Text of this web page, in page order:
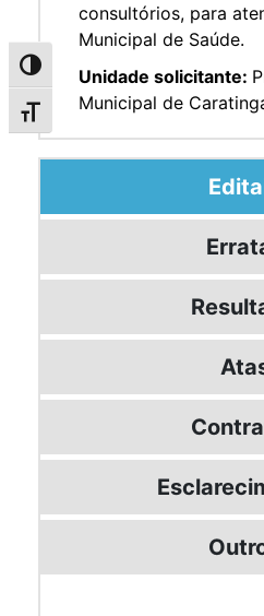
Alternar alto contraste
Alternar tamanho da fonte
consultórios, para
Municipal de Saúde.
Unidade solicitante:
Municipal de